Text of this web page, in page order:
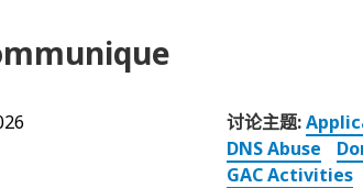
讨论主题:
DNS Abuse
GAC Activities